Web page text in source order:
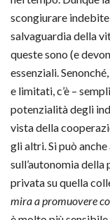
scongiurare
salvaguardia della
queste sono (e
essenziali.
e limitati, c’è –
potenzialità degli
vista della
gli altri. Si può
sull’autonomia
privata su quella
mira a promuovere